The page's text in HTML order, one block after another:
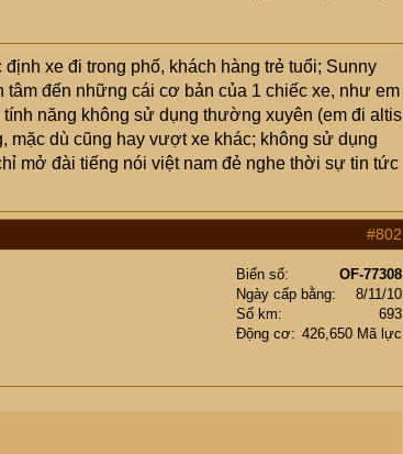
xe đi trong phố, khách hàng trẻ tuổi; Sunny
đến những cái cơ bản của 1 chiếc xe, như em
năng không sử dụng thường xuyên (em đi altis
mặc dù cũng hay vượt xe khác; không sử dụng
mở đài tiếng nói việt nam đẻ nghe thời sự tin tức
#802
Biển số
OF-77308
Ngày cấp bằng
8/11/10
Số km
693
Động cơ
426,650 Mã lực